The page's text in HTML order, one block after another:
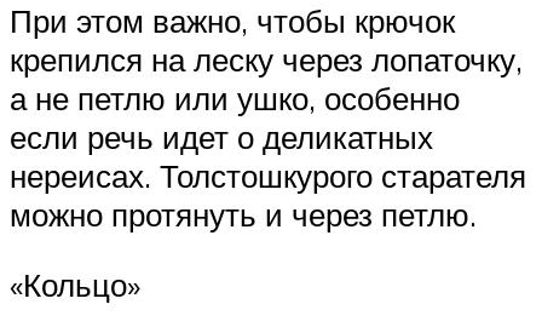
При этом важно, чтобы крючок
крепился на леску через лопаточку,
а не петлю или ушко, особенно
если речь идет о деликатных
нереисах. Толстошкурого старателя
можно протянуть и через петлю.
«Кольцо»